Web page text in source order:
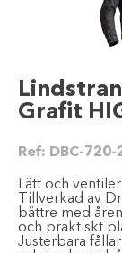
Grafit
Ref: DBC-
Lätt och
Tillverkad av
bättre med
och praktiskt
Justerbara